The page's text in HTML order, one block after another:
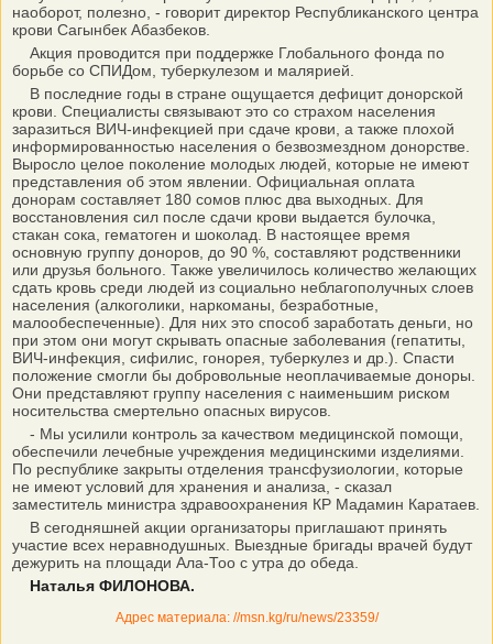
наоборот, полезно, - говорит директор Республиканского центра
крови Сагынбек Абазбеков.
Акция проводится при поддержке Глобального фонда по
борьбе со СПИДом, туберкулезом и малярией.
В последние годы в стране ощущается дефицит донорской
крови. Специалисты связывают это со страхом населения
заразиться ВИЧ-инфекцией при сдаче крови, а также плохой
информированностью населения о безвозмездном донорстве.
Выросло целое поколение молодых людей, которые не имеют
представления об этом явлении. Официальная оплата
донорам составляет 180 сомов плюс два выходных. Для
восстановления сил после сдачи крови выдается булочка,
стакан сока, гематоген и шоколад. В настоящее время
основную группу доноров, до 90 %, составляют родственники
или друзья больного. Также увеличилось количество желающих
сдать кровь среди людей из социально неблагополучных слоев
населения (алкоголики, наркоманы, безработные,
малообеспеченные). Для них это способ заработать деньги, но
при этом они могут скрывать опасные заболевания (гепатиты,
ВИЧ-инфекция, сифилис, гонорея, туберкулез и др.). Спасти
положение смогли бы добровольные неоплачиваемые доноры.
Они представляют группу населения с наименьшим риском
носительства смертельно опасных вирусов.
- Мы усилили контроль за качеством медицинской помощи,
обеспечили лечебные учреждения медицинскими изделиями.
По республике закрыты отделения трансфузиологии, которые
не имеют условий для хранения и анализа, - сказал
заместитель министра здравоохранения КР Мадамин Каратаев.
В сегодняшней акции организаторы приглашают принять
участие всех неравнодушных. Выездные бригады врачей будут
дежурить на площади Ала-Тоо с утра до обеда.
Наталья ФИЛОНОВА.
Адрес материала: //msn.kg/ru/news/23359/